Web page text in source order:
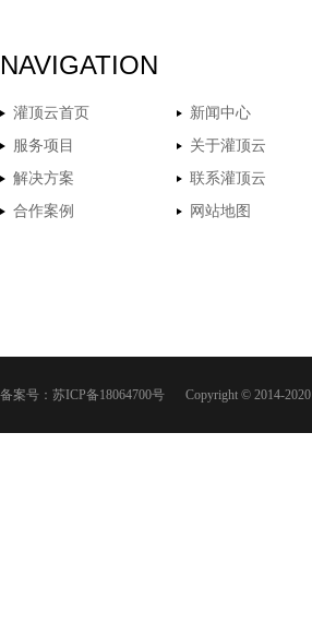
NAVIGATION
灌顶云首页
新闻中心
服务项目
关于灌顶云
解决方案
联系灌顶云
合作案例
网站地图
备案号： 苏ICP备18064700号 Copyright © 2014-2020